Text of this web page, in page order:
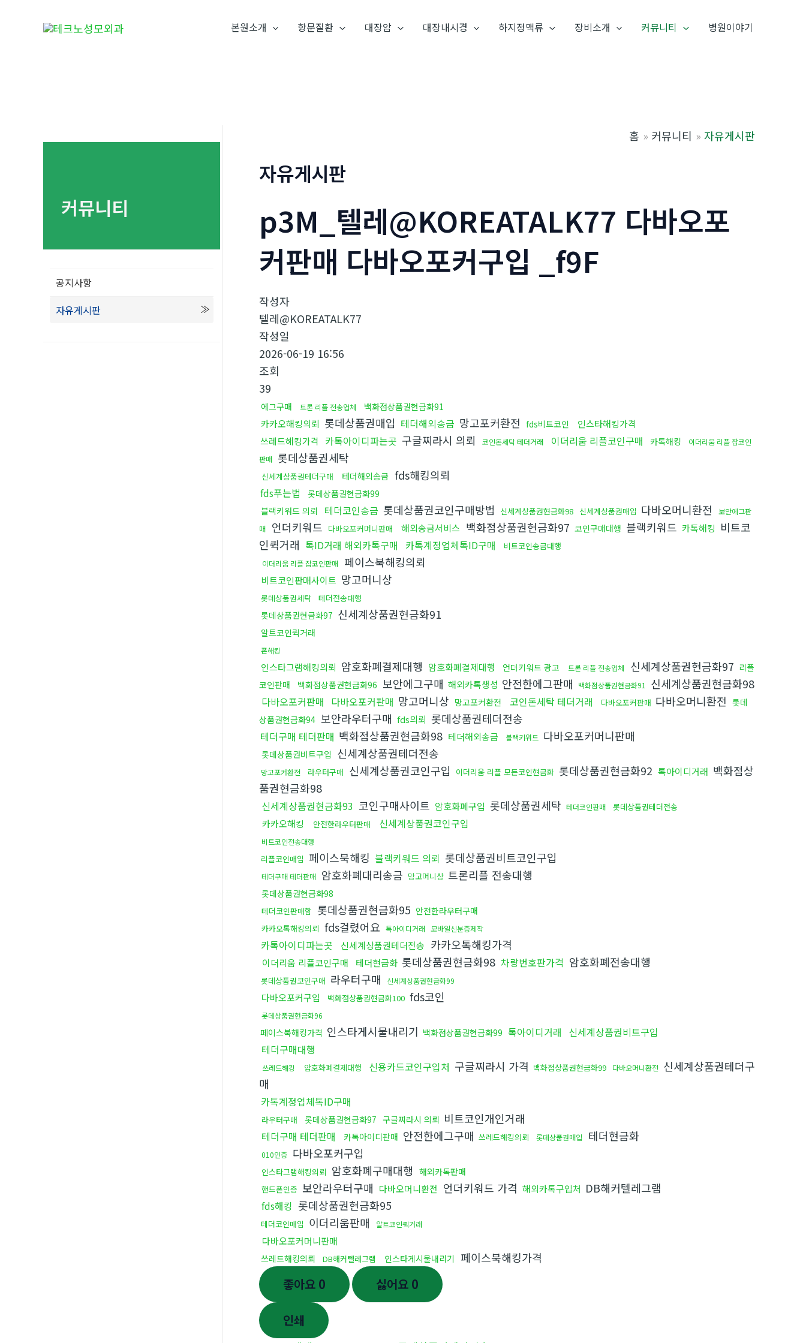
본원소개 항문질환 대장암 대장내시경 하지정맥류 장비소개 커뮤니티 병원이야기
커뮤니티
공지사항
자유게시판
홈 커뮤니티 자유게시판
자유게시판
p3M_텔레@KOREATALK77 다바오포
커판매 다바오포커구입 _f9F
작성자
텔레@KOREATALK77
작성일
2026-06-19 16:56
조회
39
에그구매 트론 리플 전송업체 백화점상품권현금화91
카카오해킹의뢰 롯데상품권매입 테더해외송금 망고포커환전 fds비트코인
인스타해킹가격
쓰레드해킹가격
카톡아이디파는곳 구글찌라시 의뢰 코인돈세탁 테더거래 이더리움 리플코인구매 카톡해킹
이더리움 리플 잡코인
판매 롯데상품권세탁
신세계상품권테더구매 테더해외송금 fds해킹의뢰
fds푸는법
롯데상품권현금화99
블랙키워드 의뢰
테더코인송금 롯데상품권코인구매방법 신세계상품권현금화98 신세계상품권매입 다바오머니환전
보안에그판
매
언더키워드 다바오포커머니판매 해외송금서비스 백화점상품권현금화97 코인구매대행 블랙키워드 카톡해킹 비트코
인퀵거래 톡ID거래 해외카톡구매 카톡계정업체톡ID구매 비트코인송금대행
이더리움 리플 잡코인판매 페이스북해킹의뢰
비트코인판매사이트 망고머니상
롯데상품권세탁 테더전송대행
롯데상품권현금화97 신세계상품권현금화91
알트코인퀵거래
폰해킹
인스타그램해킹의뢰 암호화폐결제대행 암호화폐결제대행 언더키워드 광고 트론 리플 전송업체 신세계상품권현금화97 리플
코인판매
백화점상품권현금화96 보안에그구매 해외카톡생성 안전한에그판매 백화점상품권현금화91 신세계상품권현금화98
다바오포커판매 다바오포커판매 망고머니상 망고포커환전 코인돈세탁 테더거래 다바오포커판매 다바오머니환전 롯데
상품권현금화94 보안라우터구매 fds의뢰 롯데상품권테더전송
테더구매 테더판매 백화점상품권현금화98 테더해외송금 블랙키워드 다바오포커머니판매
롯데상품권비트구입 신세계상품권테더전송
망고포커환전 라우터구매 신세계상품권코인구입 이더리움 리플 모든코인현금화 롯데상품권현금화92 톡아이디거래 백화점상
품권현금화98
신세계상품권현금화93 코인구매사이트 암호화폐구입 롯데상품권세탁 테더코인판매 롯데상품권테더전송
카카오해킹 안전한라우터판매 신세계상품권코인구입
비트코인전송대행
리플코인매입 페이스북해킹 블랙키워드 의뢰 롯데상품권비트코인구입
테더구매 테더판매 암호화폐대리송금 망고머니상 트론리플 전송대행
롯데상품권현금화98
테더코인판매함 롯데상품권현금화95 안전한라우터구매
카카오톡해킹의뢰 fds걸렸어요 톡아이디거래 모바일신분증제작
카톡아이디파는곳 신세계상품권테더전송 카카오톡해킹가격
이더리움 리플코인구매 테더현금화 롯데상품권현금화98 차량번호판가격 암호화폐전송대행
롯데상품권코인구매 라우터구매 신세계상품권현금화99
다바오포커구입 백화점상품권현금화100 fds코인
롯데상품권현금화96
페이스북해킹가격 인스타게시물내리기 백화점상품권현금화99 톡아이디거래 신세계상품권비트구입
테더구매대행
쓰레드해킹 암호화폐결제대행 신용카드코인구입처 구글찌라시 가격 백화점상품권현금화99 다바오머니환전 신세계상품권테더구
매
카톡계정업체톡ID구매
라우터구매 롯데상품권현금화97 구글찌라시 의뢰 비트코인개인거래
테더구매 테더판매 카톡아이디판매 안전한에그구매 쓰레드해킹의뢰 롯데상품권매입 테더현금화
010인증 다바오포커구입
인스타그램해킹의뢰 암호화폐구매대행 해외카톡판매
핸드폰인증 보안라우터구매 다바오머니환전 언더키워드 가격 해외카톡구입처 DB해커텔레그램
fds해킹 롯데상품권현금화95
테더코인매입 이더리움판매 알트코인퀵거래
다바오포커머니판매
쓰레드해킹의뢰 DB해커텔레그램 인스타게시물내리기 페이스북해킹가격
좋아요 0 싫어요 0
인쇄